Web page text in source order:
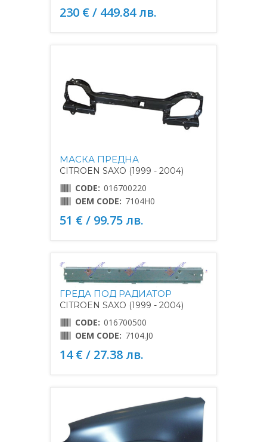
230 € / 449.84 лв.
МАСКА ПРЕДНА
CITROEN SAXO (1999 - 2004)
CODE: 016700220
OEM CODE: 7104H0
51 € / 99.75 лв.
ГРЕДА ПОД РАДИАТОР
CITROEN SAXO (1999 - 2004)
CODE: 016700500
OEM CODE: 7104.J0
14 € / 27.38 лв.